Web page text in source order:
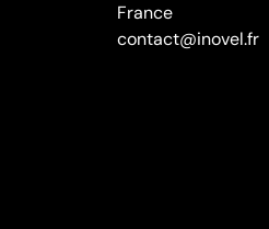
France
contact@inovel.fr